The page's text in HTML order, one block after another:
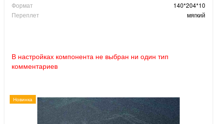
Формат
140*204*10
Переплет
мягкий
В настройках компонента не выбран ни один тип
комментариев
Новинка